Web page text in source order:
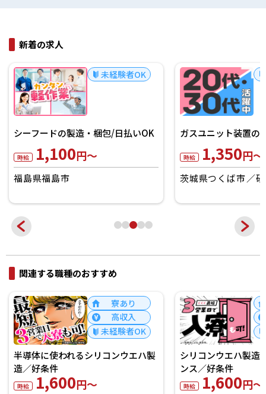
新着の求人
未経験者OK
シーフードの製造・梱包/日払いOK
時給 1,100円～
福島県福島市
ガスユニット装置の
時給 1,350円～
茨城県つくば市
関連する職種のおすすめ
寮あり
高収入
未経験者OK
半導体に使われるシリコンウエハ製
造／好条件
時給 1,600円～
シリコンウエハ製造
ンス／好条件
時給 1,600円～